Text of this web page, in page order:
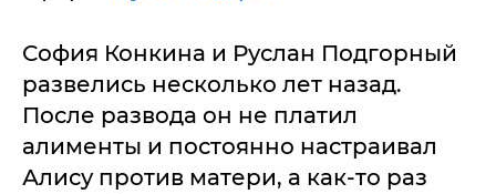
София Конкина и Руслан Подгорный
развелись несколько лет назад.
После развода он не платил
алименты и постоянно настраивал
Алису против матери, а как-то раз